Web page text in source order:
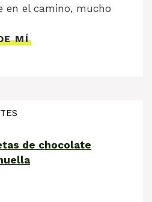
en el camino, mucho
MÍ
de chocolate